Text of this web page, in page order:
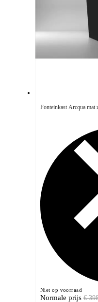
Fonteinkast Arcqua
Niet op voorraad
Normale prijs €